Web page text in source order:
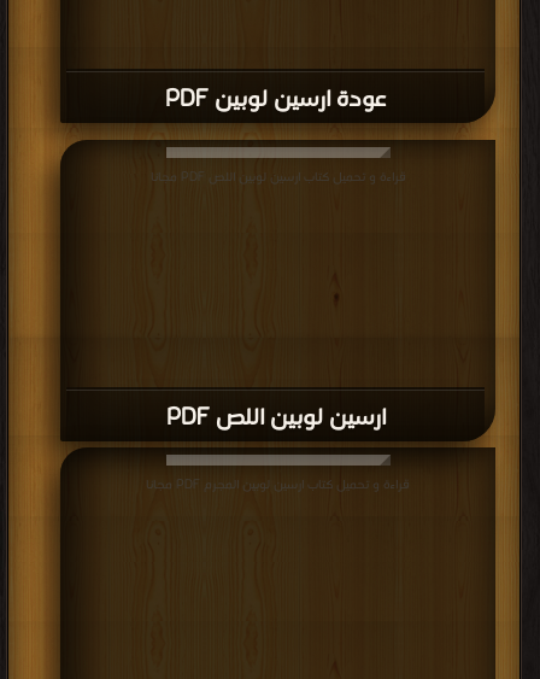
عودة ارسين لوبين PDF
ارسين لوبين اللص PDF
قراءة و تحميل كتاب ارسين لوبين اللص PDF مجانا
قراءة و تحميل كتاب ارسين لوبين المجرم PDF مجانا